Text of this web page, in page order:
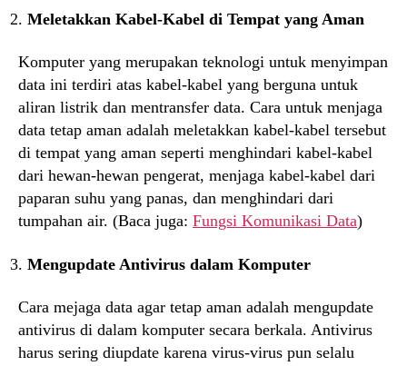
Meletakkan Kabel-Kabel di Tempat yang Aman
Komputer yang merupakan teknologi untuk menyimpan
data ini terdiri atas kabel-kabel yang berguna untuk
aliran listrik dan mentransfer data. Cara untuk menjaga
data tetap aman adalah meletakkan kabel-kabel tersebut
di tempat yang aman seperti menghindari kabel-kabel
dari hewan-hewan pengerat, menjaga kabel-kabel dari
paparan suhu yang panas, dan menghindari dari
tumpahan air. (Baca juga: Fungsi Komunikasi Data)
Mengupdate Antivirus dalam Komputer
Cara mejaga data agar tetap aman adalah mengupdate
antivirus di dalam komputer secara berkala. Antivirus
harus sering diupdate karena virus-virus pun selalu